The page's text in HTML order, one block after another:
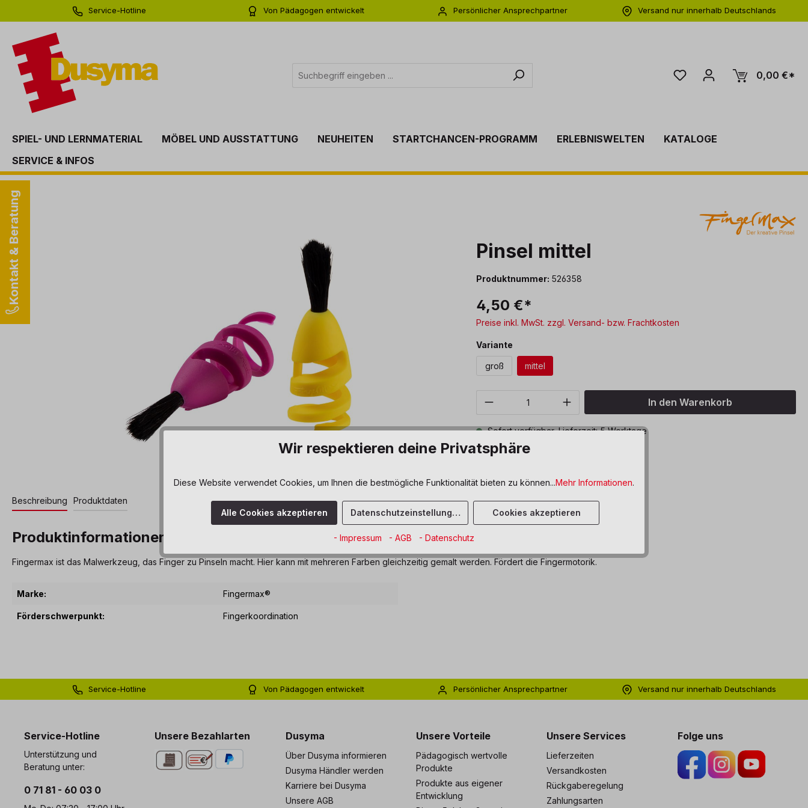
Zur Hauptnavigation springen
Service-Hotline
Von Pädagogen entwickelt
Persönlicher Ansprechpartner
Versand nur innerhalb Deutschlands
0,00 €*
SPIEL- UND LERNMATERIAL MÖBEL UND AUSSTATTUNG NEUHEITEN STARTCHANCEN-PROGRAMM ERLEBNISWELTEN
KATALOGE
SERVICE & INFOS
Kontakt & Beratung
Bildergalerie überspringen
Pinsel mittel
Produktnummer: 526358
4,50 €*
Preise inkl. MwSt. zzgl. Versand- bzw. Frachtkosten
Variante
groß mittel
Produkt Anzahl: Gib den gewünschten Wert
In den Warenkorb
Sofort verfügbar, Lieferzeit: 5 Werktage
Beschreibung Produktdaten
Produktinformationen "Pinsel mittel"
Fingermax ist das Malwerkzeug, das Finger zu Pinseln macht. Hier kann mit mehreren Farben gleichzeitig gemalt werden. Fördert die Fingermotorik.
Marke: Fingermax®
Förderschwerpunkt: Fingerkoordination
Service-Hotline
Von Pädagogen entwickelt
Persönlicher Ansprechpartner
Versand nur innerhalb Deutschlands
Service-Hotline
Unterstützung und
Beratung unter:
0 71 81 - 60 03 0
Unsere Bezahlarten Dusyma
Über Dusyma informieren
Dusyma Händler werden
Karriere bei Dusyma
Unsere AGB
Unsere Vorteile
Pädagogisch wertvolle
Produkte
Produkte aus eigener
Entwicklung
Unsere Services
Lieferzeiten
Versandkosten
Rückgaberegelung
Zahlungsarten
Folge uns
Wir respektieren deine Privatsphäre
Diese Website verwendet Cookies, um Ihnen die bestmögliche Funktionalität bieten zu können...Mehr Informationen.
Alle Cookies akzeptieren Datenschutzeinstellungen Cookies akzeptieren
- Impressum - AGB - Datenschutz